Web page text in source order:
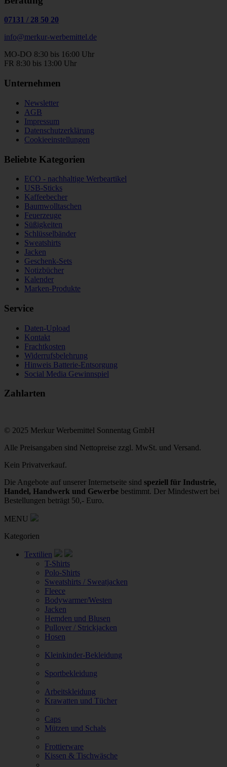
07131 / 28 50 20
info@merkur-werbemittel.de
MO-DO 8:30 bis 16:00 Uhr
FR 8:30 bis 13:00 Uhr
Unternehmen
Newsletter
AGB
Impressum
Datenschutzerklärung
Cookieeinstellungen
Beliebte Kategorien
ECO - nachhaltige Werbeartikel
USB-Sticks
Kaffeebecher
Baumwolltaschen
Feuerzeuge
Süßigkeiten
Schlüsselbänder
Sweatshirts
Jacken
Geschenk-Sets
Notizbücher
Kalender
Marken-Produkte
Service
Daten-Upload
Kontakt
Frachtkosten
Widerrufsbelehrung
Hinweis Batterie-Entsorgung
Social Media Gewinnspiel
Zahlarten
© 2025 Merkur Werbemittel Sonnentag GmbH
Alle Preisangaben sind Nettopreise zzgl. MwSt. und Versand.
Kein Privatverkauf.
Die Angebote auf unserer Internetseite sind speziell für Industrie,
Handel, Handwerk und Gewerbe bestimmt. Der Mindestwert bei
Bestellungen beträgt 50,- Euro.
MENU
Kategorien
Textilien
T-Shirts
Polo-Shirts
Sweatshirts / Sweatjacken
Fleece
Bodywarmer/Westen
Jacken
Hemden und Blusen
Pullover / Strickjacken
Hosen
Kleinkinder-Bekleidung
Sportbekleidung
Arbeitskleidung
Krawatten und Tücher
Caps
Mützen und Schals
Frottierware
Kissen & Tischwäsche